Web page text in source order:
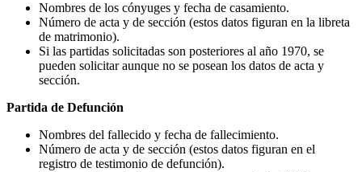
Nombres de los cónyuges y fecha de casamiento.
Número de acta y de sección (estos datos figuran en la libreta
de matrimonio).
Si las partidas solicitadas son posteriores al año 1970, se
pueden solicitar aunque no se posean los datos de acta y
sección.
Partida de Defunción
Nombres del fallecido y fecha de fallecimiento.
Número de acta y de sección (estos datos figuran en el
registro de testimonio de defunción).